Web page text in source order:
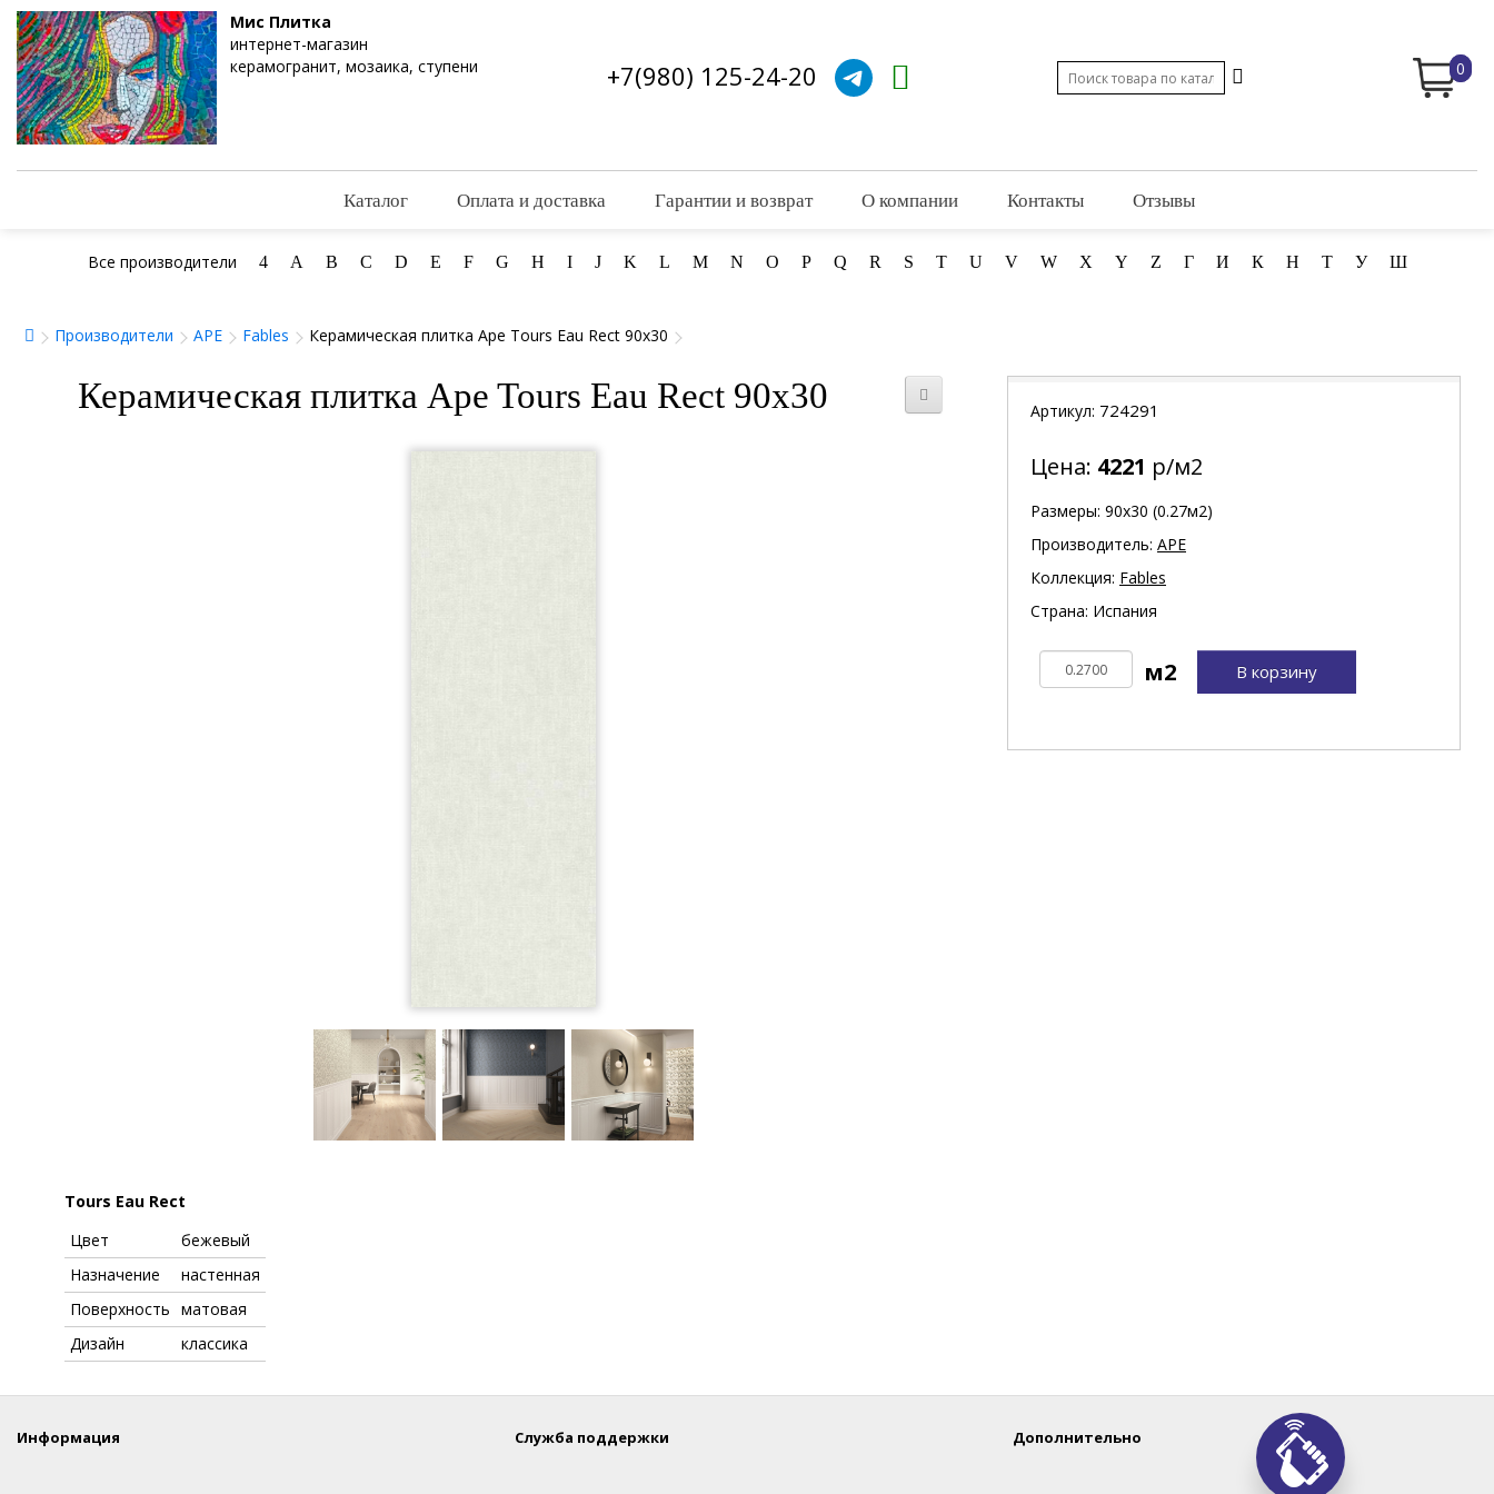
Мис Плитка
интернет-магазин
керамогранит, мозаика, ступени
+7(980) 125-24-20 0
Каталог Оплата и доставка Гарантии и возврат О компании Контакты Отзывы
Все производители 4 A B C D E F G H I J K L M N O P Q R S T U V W X Y Z Г И К Н Т У Ш
Производители APE Fables Керамическая плитка Ape Tours Eau Rect 90x30
Керамическая плитка Ape Tours Eau Rect 90x30
Tours Eau Rect
Цвет
бежевый
Назначение
настенная
Поверхность матовая
Дизайн
классика
Артикул: 724291
Цена: 4221 р/м2
Размеры: 90х30 (0.27м2)
Производитель: APE
Коллекция: Fables
Страна: Испания
В корзину
Информация Служба поддержки Дополнительно